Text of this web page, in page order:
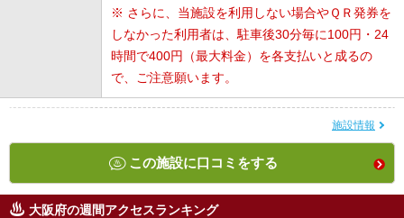
※ さらに、当施設を利用しない場合やＱＲ発券を
しなかった利用者は、駐車後30分毎に100円・24
時間で400円（最大料金）を各支払いと成るの
で、ご注意願います。
施設情報
この施設に口コミをする
大阪府の週間アクセスランキング